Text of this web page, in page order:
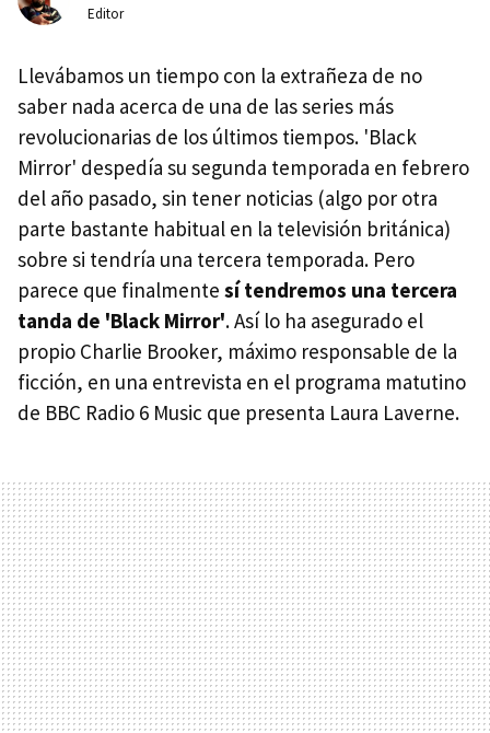
Editor
Llevábamos un tiempo con la extrañeza de no
saber nada acerca de una de las series más
revolucionarias de los últimos tiempos. 'Black
Mirror' despedía su segunda temporada en febrero
del año pasado, sin tener noticias (algo por otra
parte bastante habitual en la televisión británica)
sobre si tendría una tercera temporada. Pero
parece que finalmente sí tendremos una tercera
tanda de 'Black Mirror'. Así lo ha asegurado el
propio Charlie Brooker, máximo responsable de la
ficción, en una entrevista en el programa matutino
de BBC Radio 6 Music que presenta Laura Laverne.